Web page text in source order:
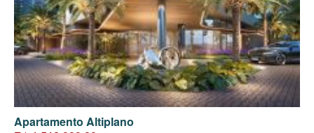
Apartamento Altiplano